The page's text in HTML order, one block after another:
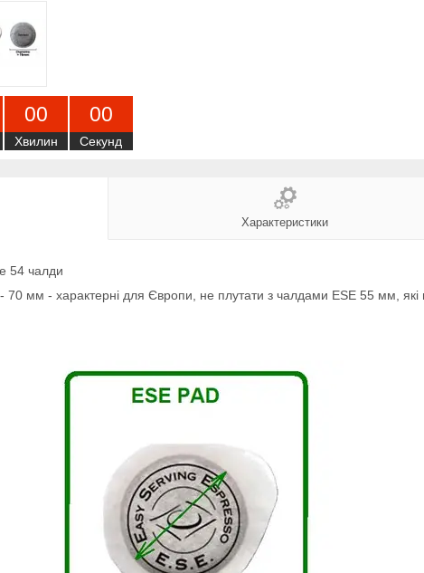
00
Хвилин
00
Секунд
Характеристики
54 чалди
мм - характерні для Європи, не плутати з чалдами ESE 55 мм, які